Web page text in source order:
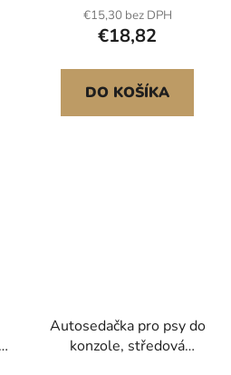
malíře, polyethylenová
plachta pro parozábranu
v plazivých prostorech,
víceúčelová, černá
€15,30 bez DPH
€18,82
DO KOŠÍKA
Autosedačka pro psy do
konzole, středová